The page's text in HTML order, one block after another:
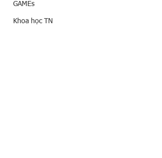
GAMEs
Khoa học TN